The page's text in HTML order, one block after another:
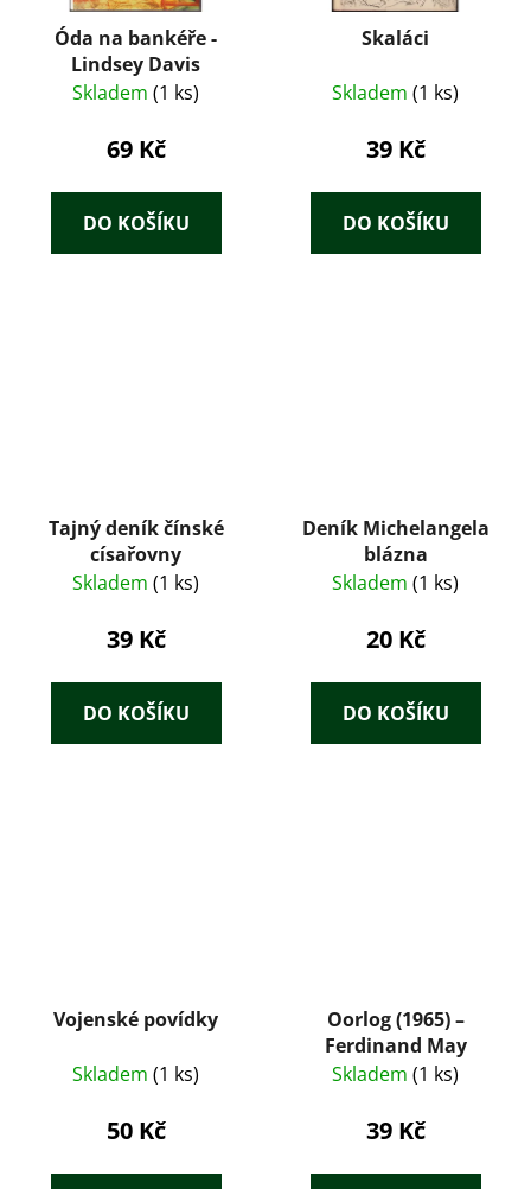
Óda na bankéře -
Lindsey Davis
Skladem (1 ks)
69 Kč
DO KOŠÍKU
Skaláci
Skladem (1 ks)
39 Kč
DO KOŠÍKU
Tajný deník čínské
císařovny
Skladem (1 ks)
39 Kč
DO KOŠÍKU
Deník Michelangela
blázna
Skladem (1 ks)
20 Kč
DO KOŠÍKU
Vojenské povídky
Skladem (1 ks)
50 Kč
Oorlog (1965) –
Ferdinand May
Skladem (1 ks)
39 Kč